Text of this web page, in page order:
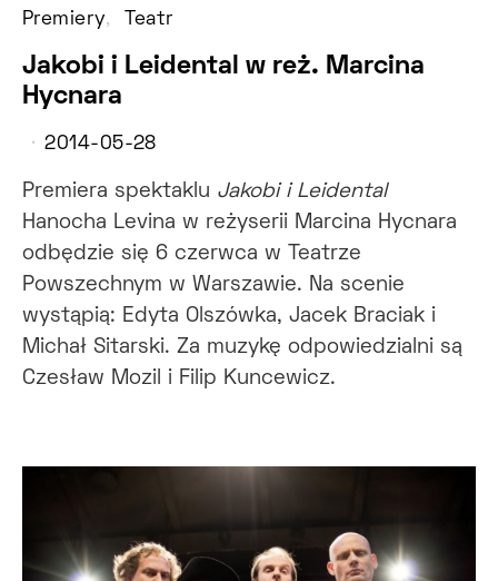
Premiery Teatr
Jakobi i Leidental w reż. Marcina
Hycnara
2014-05-28
Premiera spektaklu Jakobi i Leidental
Hanocha Levina w reżyserii Marcina Hycnara
odbędzie się 6 czerwca w Teatrze
Powszechnym w Warszawie. Na scenie
wystąpią: Edyta Olszówka, Jacek Braciak i
Michał Sitarski. Za muzykę odpowiedzialni są
Czesław Mozil i Filip Kuncewicz.